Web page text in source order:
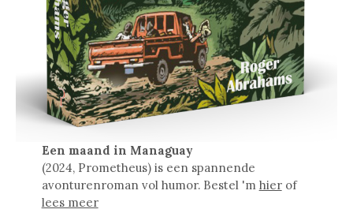
Een maand in Managuay
(2024, Prometheus) is een spannende
avonturenroman vol humor. Bestel 'm hierof
lees meer